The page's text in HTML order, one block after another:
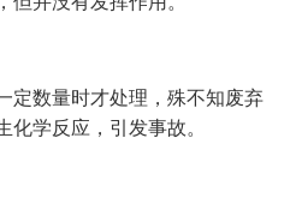
定数量时才处理，殊不知废弃
学反应，引发事故。